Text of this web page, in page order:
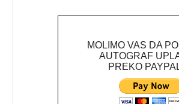
MOLIMO VAS DA
AUTOGRAF
PREKO